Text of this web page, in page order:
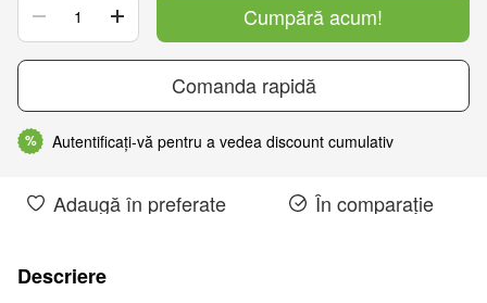
Cumpără acum!
Comanda rapidă
% Autentificați-vă pentru a vedea discount cumulativ
Adaugă în preferate În comparație
Descriere